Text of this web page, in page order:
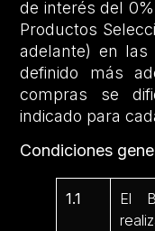
de interés del
Productos
adelante) en las
definido más
compras se
indicado para
Condiciones
1.1
El